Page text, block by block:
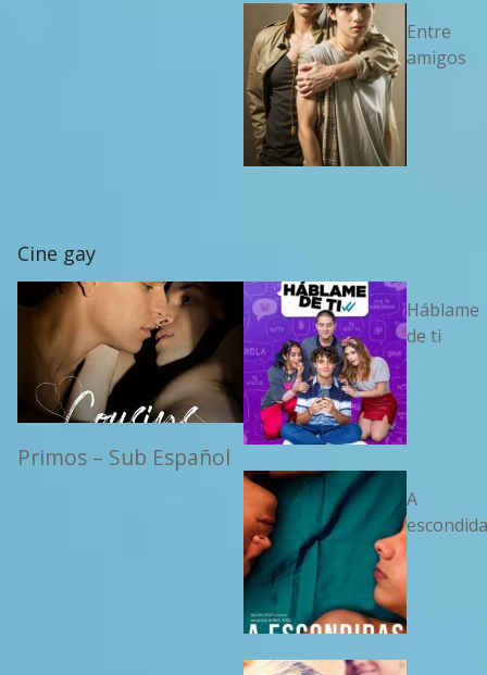
Entre
amigos
Cine gay
Primos – Sub Español
Háblame
de ti
A